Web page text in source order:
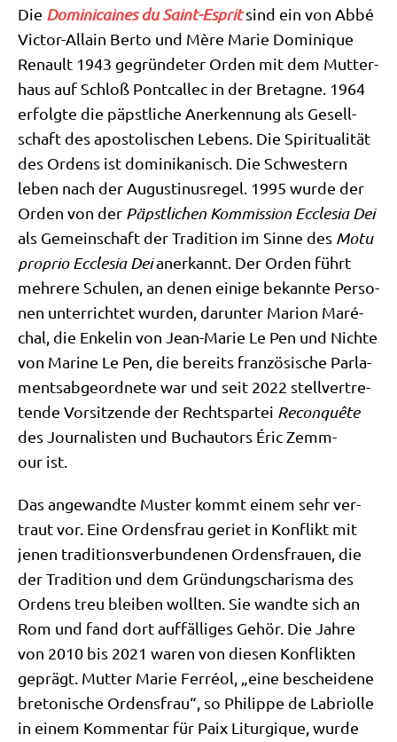
Die Domi­ni­cai­nes du Saint-Espritsind ein von Abbé
Vic­tor-Allain Ber­to und Mère Marie Domi­ni­que
Renault 1943 gegrün­de­ter Orden mit dem Mut­ter­
haus auf Schloß Pontcallec in der Bre­ta­gne. 1964
erfolg­te die päpst­li­che Aner­ken­nung als Gesell­
schaft des apo­sto­li­schen Lebens. Die Spi­ri­tua­li­tät
des Ordens ist domi­ni­ka­nisch. Die Schwe­stern
leben nach der Augu­sti­nus­re­gel. 1995 wur­de der
Orden von der Päpst­li­chen Kom­mis­si­on Eccle­sia Dei
als Gemein­schaft der Tra­di­ti­on im Sin­ne des Motu
pro­prio Eccle­sia Deianer­kannt. Der Orden führt
meh­re­re Schu­len, an denen eini­ge bekann­te Per­so­
nen unter­rich­tet wur­den, dar­un­ter Mari­on Maré­
chal, die Enke­lin von Jean-Marie Le Pen und Nich­te
von Mari­ne Le Pen, die bereits fran­zö­si­sche Par­la­
ments­ab­ge­ord­ne­te war und seit 2022 stell­ver­tre­
ten­de Vor­sit­zen­de der Rechts­par­tei Recon­quête
des Jour­na­li­sten und Buch­au­tors Éric Zemm­
our ist.
Das ange­wand­te Muster kommt einem sehr ver­
traut vor. Eine Ordens­frau geriet in Kon­flikt mit
jenen tra­di­ti­ons­ver­bun­de­nen Ordens­frau­en, die
der Tra­di­ti­on und dem Grün­dungs­cha­ris­ma des
Ordens treu blei­ben woll­ten. Sie wand­te sich an
Rom und fand dort auf­fäl­li­ges Gehör. Die Jah­re
von 2010 bis 2021 waren von die­sen Kon­flik­ten
geprägt. Mut­ter Marie Fer­ré­ol, „eine beschei­de­ne
bre­to­ni­sche Ordens­frau“, so Phil­ip­pe de Labriol­le
in einem Kom­men­tar für Paix Lit­ur­gi­que, wur­de